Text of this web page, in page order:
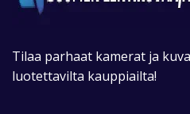
Tilaa parhaat kamerat ja
luotettavilta kauppiailta!